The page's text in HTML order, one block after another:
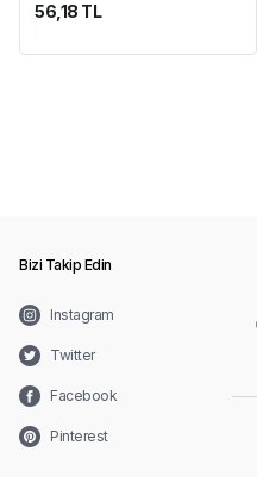
56,18 TL
Bizi Takip Edin
Instagram
Twitter
Facebook
Pinterest